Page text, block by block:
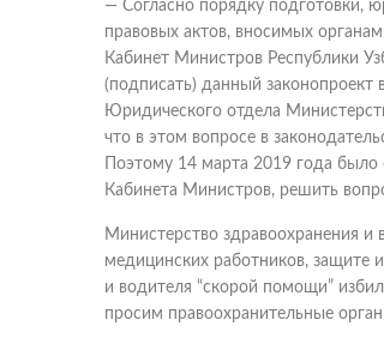
— Согласно порядку подготовки,
правовых актов, вносимых
Кабинет Министров Республики
(подписать) данный законопроект
Юридического отдела
что в этом вопросе в
Поэтому 14 марта 2019 года
Кабинета Министров, решить
Министерство здравоохранения
медицинских работников, защите
и водителя “скорой помощи”
просим правоохранительные